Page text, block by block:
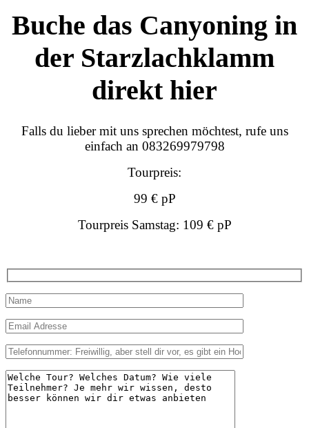
Buche das Canyoning in
der Starzlachklamm
direkt hier
Falls du lieber mit uns sprechen möchtest, rufe uns
einfach an 083269979798
Tourpreis:
99 € pP
Tourpreis Samstag: 109 € pP